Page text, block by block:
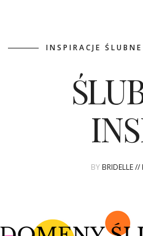
INSPIRACJE
BY BRIDELLE